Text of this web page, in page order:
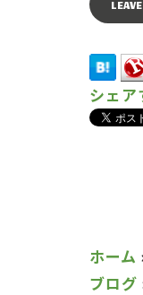
シェア
ホーム
ブログ